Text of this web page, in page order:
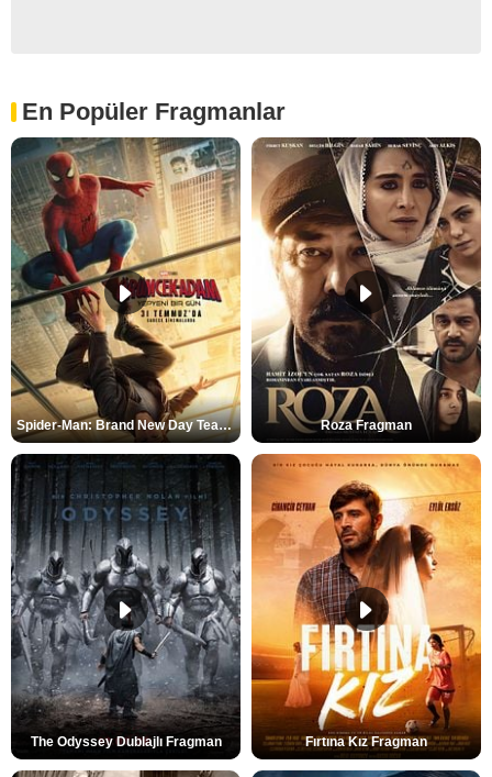
En Popüler Fragmanlar
Spider-Man: Brand New Day Teaser Roza Fragman
The Odyssey Dublajlı Fragman Fırtına Kız Fragman